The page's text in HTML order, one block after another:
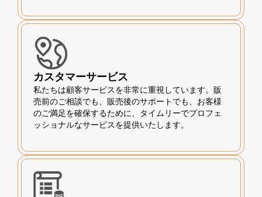
カスタマーサービス
私たちは顧客サービスを非常に重視しています。販
売前のご相談でも、販売後のサポートでも、お客様
のご満足を確保するために、タイムリーでプロフェ
ッショナルなサービスを提供いたします。